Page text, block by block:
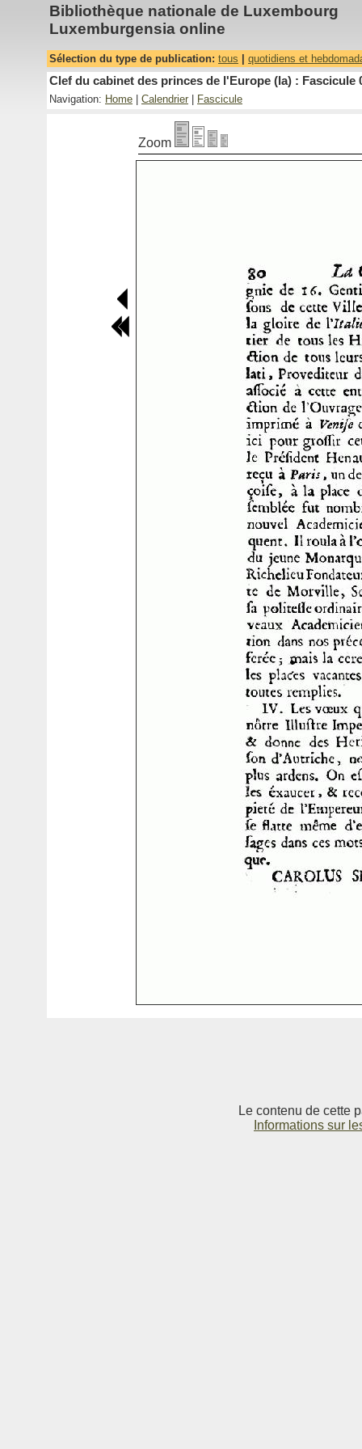
Bibliothèque nationale de Luxembourg
Luxemburgensia online
Sélection du type de publication: tous quotidiens et
Clef du cabinet des princes de l'Europe (la) : Fascicule
Navigation: Home Calendrier Fascicule
Zoom
Le contenu de cette
Informations sur